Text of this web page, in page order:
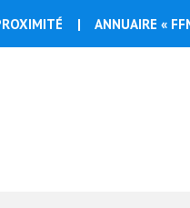
| ANNUAIRE «